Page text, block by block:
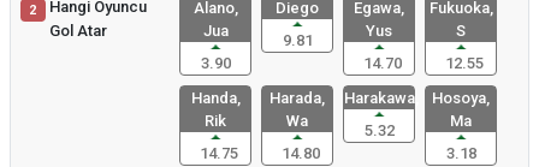
2
Hangi Oyuncu
Gol Atar
Alano,
Jua
3.90
Diego
9.81
Egawa,
Yus
14.70
Fukuoka,
S
12.55
Handa,
Rik
14.75
Harada,
Wa
14.80
Harakawa,
5.32
Hosoya,
Ma
3.18